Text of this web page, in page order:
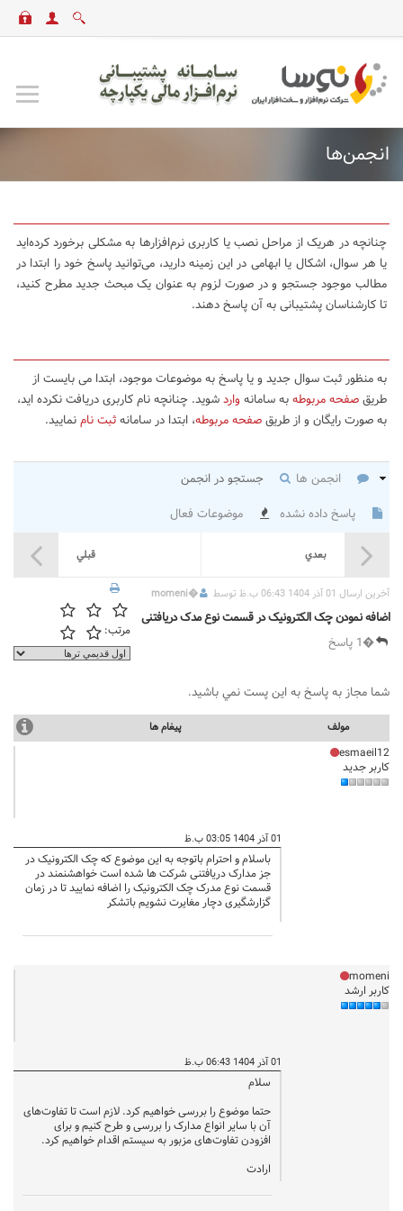
انجمن‌ها
چنانچه در هریک از مراحل نصب یا کاربری نرم‌افزارها به مشکلی برخورد کرده‌اید
یا هر سوال، اشکال یا ابهامی در این زمینه دارید، می‌توانید پاسخ خود را ابتدا در
مطالب موجود جستجو و در صورت لزوم به عنوان یک مبحث جدید مطرح کنید،
تا کارشناسان پشتیبانی به آن پاسخ دهند.
به منظور ثبت سوال جدید و یا پاسخ به موضوعات موجود، ابتدا می بایست از
طریقصفحه مربوطهبه سامانه واردشوید. چنانچه نام کاربری دریافت نکرده اید،
به صورت رایگان و از طریقصفحه مربوطه، ابتدا در سامانهثبت نامنمایید.
انجمن ها
جستجو در انجمن
پاسخ داده نشده
موضوعات فعال
قبلي بعدي
آخرين ارسال 01 آذر 1404 06:43 ب.ظ توسط �
momeni
اضافه نمودن چک الکترونیک در قسمت نوع مدک دریافتنی
�1 پاسخ
مرتب:
شما مجاز به پاسخ به اين پست نمي باشيد.
مولف پيغام ها
esmaeil12
کاربر جدید
01 آذر 1404 03:05 ب.ظ
باسلام و احترام باتوجه به این موضوع که چک الکترونیک در
جز مدارک دریافتنی شرکت ها شده است خواهشنمند در
قسمت نوع مدرک چک الکترونیک را اضافه نمایید تا در زمان
گزارشگیری دچار مغایرت نشویم باتشکر
momeni
کاربر ارشد
01 آذر 1404 06:43 ب.ظ
سلام
حتما موضوع را بررسی خواهیم کرد. لازم است تا تفاوت‌های
آن با سایر انواع مدارک را بررسی و طرح کنیم و برای
افزودن تفاوت‌های مزبور به سیستم اقدام خواهیم کرد.
ارادت